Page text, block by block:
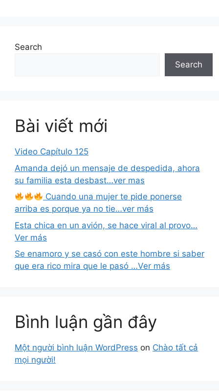
Search
Search
Bài viết mới
Video Capítulo 125
Amanda dejó un mensaje de despedida, ahora
su familia esta desbast…ver mas
Cuando una mujer te pide ponerse
arriba es porque ya no tie…ver más
Esta chica en un avión, se hace viral al provo…
Ver más
Se enamoro y se casó con este hombre si saber
que era rico mira que le pasó …Ver más
Bình luận gần đây
Một người bình luận WordPress on Chào tất cả
mọi người!